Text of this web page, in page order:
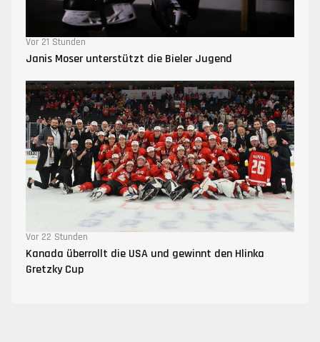
Vor 21 Stunden
Janis Moser unterstützt die Bieler Jugend
Vor 22 Stunden
Kanada überrollt die USA und gewinnt den Hlinka
Gretzky Cup